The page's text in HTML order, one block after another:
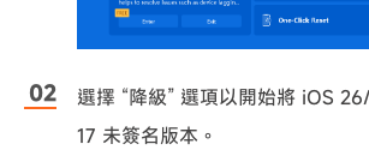
選擇 “降級” 選項以開始將 iOS
17 未簽名版本。